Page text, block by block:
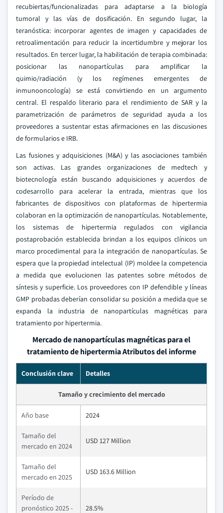
recubiertas/funcionalizadas para adaptarse a la biología
tumoral y las vías de dosificación. En segundo lugar, la
teranóstica: incorporar agentes de imagen y capacidades de
retroalimentación para reducir la incertidumbre y mejorar los
resultados. En tercer lugar, la habilitación de terapia combinada:
posicionar las nanopartículas para amplificar la
quimio/radiación (y los regímenes emergentes de
inmunooncología) se está convirtiendo en un argumento
central. El respaldo literario para el rendimiento de SAR y la
parametrización de parámetros de seguridad ayuda a los
proveedores a sustentar estas afirmaciones en las discusiones
de formularios e IRB.
Las fusiones y adquisiciones (M&A) y las asociaciones también
son activas. Las grandes organizaciones de medtech y
biotecnología están buscando adquisiciones y acuerdos de
codesarrollo para acelerar la entrada, mientras que los
fabricantes de dispositivos con plataformas de hipertermia
colaboran en la optimización de nanopartículas. Notablemente,
los sistemas de hipertermia regulados con vigilancia
postaprobación establecida brindan a los equipos clínicos un
marco procedimental para la integración de nanopartículas. Se
espera que la propiedad intelectual (IP) moldee la competencia
a medida que evolucionen las patentes sobre métodos de
síntesis y superficie. Los proveedores con IP defendible y líneas
GMP probadas deberían consolidar su posición a medida que se
expanda la industria de nanopartículas magnéticas para
tratamiento por hipertermia.
Mercado de nanopartículas magnéticas para el
tratamiento de hipertermia Atributos del informe
Conclusión clave Detalles
Tamaño y crecimiento del mercado
Año base 2024
Tamaño del
mercado en 2024
USD 127 Million
Tamaño del
mercado en 2025
USD 163.6 Million
Período de
pronóstico 2025 -
28.5%